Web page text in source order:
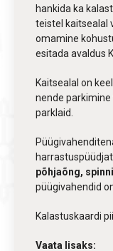
hankida ka
teistel kaitsealal
omamine
esitada avaldus
Kaitsealal on
nende
parklaid.
põhjaõng,
püügivahendid
Kalastuskaardi
Vaata lisaks: